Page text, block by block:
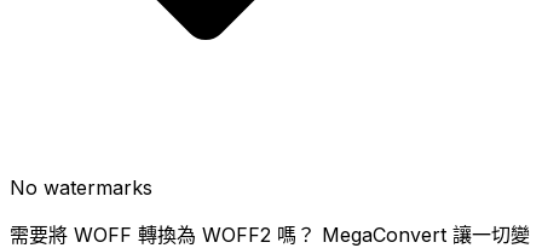
No watermarks
需要將 WOFF 轉換為 WOFF2 嗎？ MegaConvert 讓一切變